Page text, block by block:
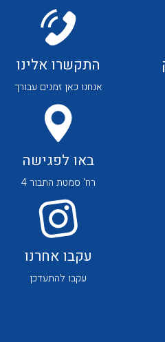
לכל מוצרי היצרן
התקשרו אלינו
אנחנו כאן זמנים עבורך
באו לפגישה
רח' סמטת התבור 4
עקבו אחרנו
עקבו להתעדכן